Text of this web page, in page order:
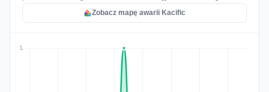
Zobacz mapę awarii Kacific